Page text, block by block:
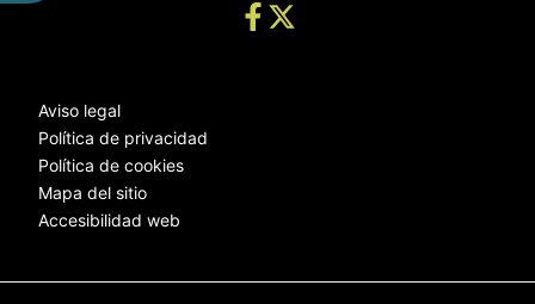
Aviso legal
Política de privacidad
Política de cookies
Mapa del sitio
Accesibilidad web